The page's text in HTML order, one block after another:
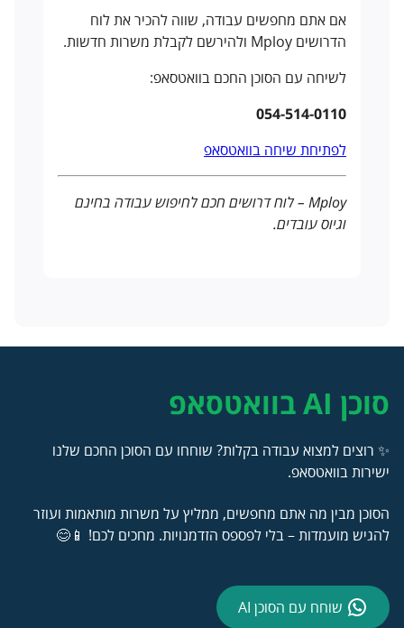
אם אתם מחפשים עבודה, שווה להכיר את לוח
הדרושים Mploy ולהירשם לקבלת משרות חדשות.
לשיחה עם הסוכן החכם בוואטסאפ:
054-514-0110
לפתיחת שיחה בוואטסאפ
Mploy – לוח דרושים חכם לחיפוש עבודה בחינם
וגיוס עובדים.
סוכן AI בוואטסאפ
✨ רוצים למצוא עבודה בקלות? שוחחו עם הסוכן החכם שלנו
ישירות בוואטסאפ.
הסוכן מבין מה אתם מחפשים, ממליץ על משרות מותאמות ועוזר
להגיש מועמדות – בלי לפספס הזדמנויות. מחכים לכם! 📱😊
שוחח עם הסוכן AI